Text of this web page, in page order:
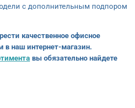
с дополнительным подпором
качественное офисное
в наш интернет-магазин.
вы обязательно найдете